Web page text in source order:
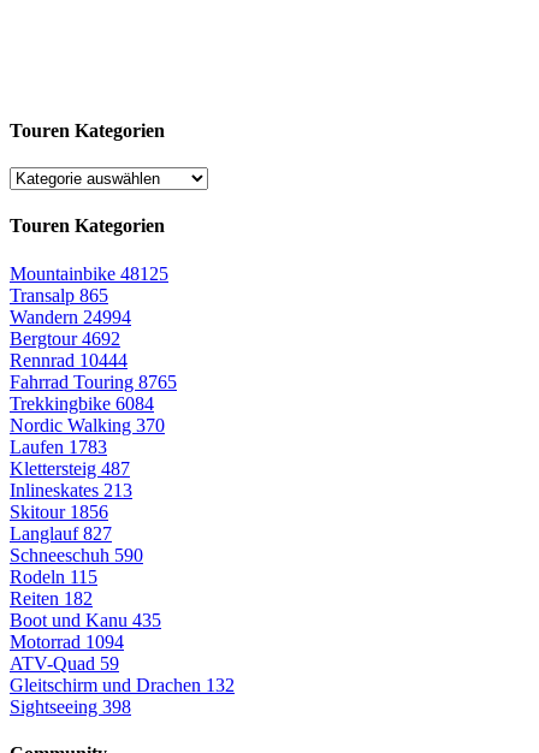
Touren Kategorien
Touren Kategorien
Mountainbike 48125
Transalp 865
Wandern 24994
Bergtour4692
Rennrad 10444
Fahrrad Touring 8765
Trekkingbike 6084
Nordic Walking 370
Laufen 1783
Klettersteig 487
Inlineskates 213
Skitour 1856
Langlauf827
Schneeschuh 590
Rodeln 115
Reiten 182
Boot und Kanu 435
Motorrad 1094
ATV-Quad 59
Gleitschirm und Drachen 132
Sightseeing 398